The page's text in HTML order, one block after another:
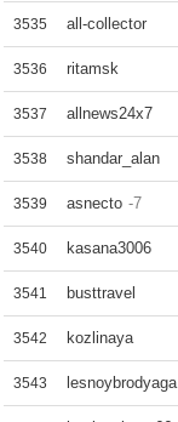
3535 all-collector
3536 ritamsk
3537 allnews24x7
3538 shandar_alan
3539 asnecto -7
3540 kasana3006
3541 busttravel
3542 kozlinaya
3543 lesnoybrodyaga